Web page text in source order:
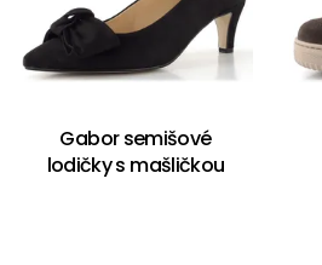
Gabor semišové
lodičky s mašličkou